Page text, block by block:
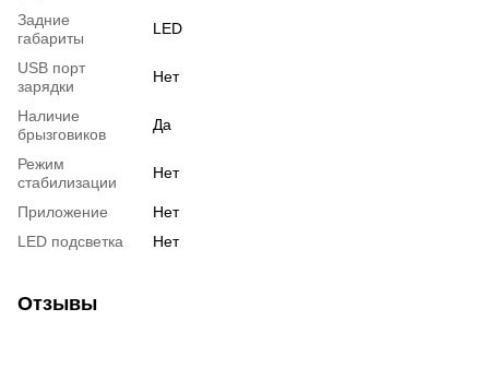
Задние
габариты
LED
USB порт
зарядки
Нет
Наличие
брызговиков
Да
Режим
стабилизации
Нет
Приложение
Нет
LED подсветка
Нет
Отзывы